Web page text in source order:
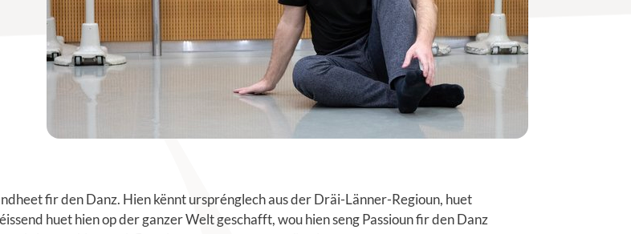
fir den Danz. Hien kënnt ursprénglech aus der Dräi-Länner-Regioun, huet
huet hien op der ganzer Welt geschafft, wou hien seng Passioun fir den Danz